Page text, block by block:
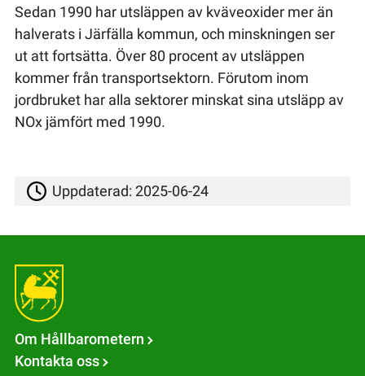
Sedan 1990 har utsläppen av kväveoxider mer än
halverats i Järfälla kommun, och minskningen ser
ut att fortsätta. Över 80 procent av utsläppen
kommer från transportsektorn. Förutom inom
jordbruket har alla sektorer minskat sina utsläpp av
NOx jämfört med 1990.
Uppdaterad:2025-06-24
Om Hållbarometern
Kontakta oss